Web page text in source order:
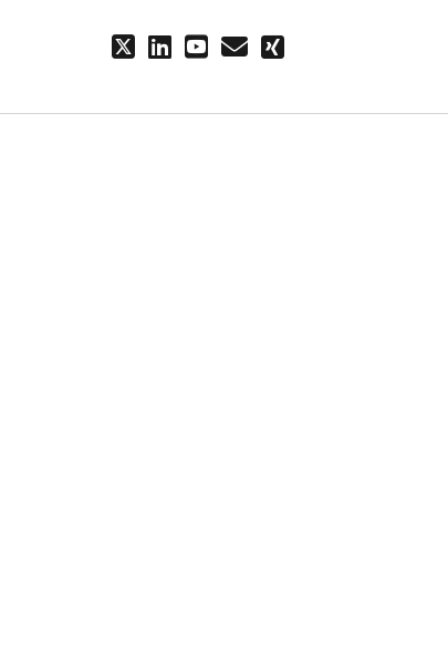
twitterlinkedin
youtube
emailxing